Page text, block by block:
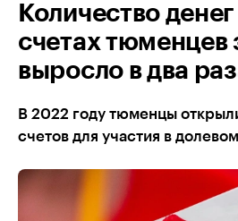
Количество
счетах тюменцев
выросло в два
В 2022 году тюменцы
счетов для участия в